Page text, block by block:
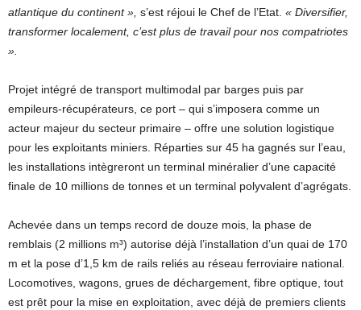
atlantique du continent », s’est réjoui le Chef de l’Etat. « Diversifier,
transformer localement, c’est plus de travail pour nos compatriotes
».
Projet intégré de transport multimodal par barges puis par
empileurs-récupérateurs, ce port – qui s’imposera comme un
acteur majeur du secteur primaire – offre une solution logistique
pour les exploitants miniers. Réparties sur 45 ha gagnés sur l’eau,
les installations intègreront un terminal minéralier d’une capacité
finale de 10 millions de tonnes et un terminal polyvalent d’agrégats.
Achevée dans un temps record de douze mois, la phase de
remblais (2 millions m³) autorise déjà l’installation d’un quai de 170
m et la pose d’1,5 km de rails reliés au réseau ferroviaire national.
Locomotives, wagons, grues de déchargement, fibre optique, tout
est prêt pour la mise en exploitation, avec déjà de premiers clients